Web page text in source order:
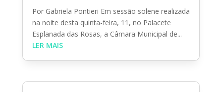
Por Gabriela Pontieri Em sessão solene realizada
na noite desta quinta-feira, 11, no Palacete
Esplanada das Rosas, a Câmara Municipal de...
LER MAIS